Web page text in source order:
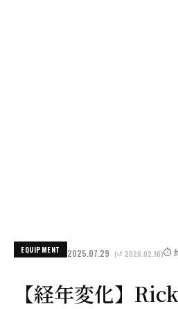
EQUIPMENT 2025.07.29 (↺ 2026.02.16)⏱️
【経年変化】